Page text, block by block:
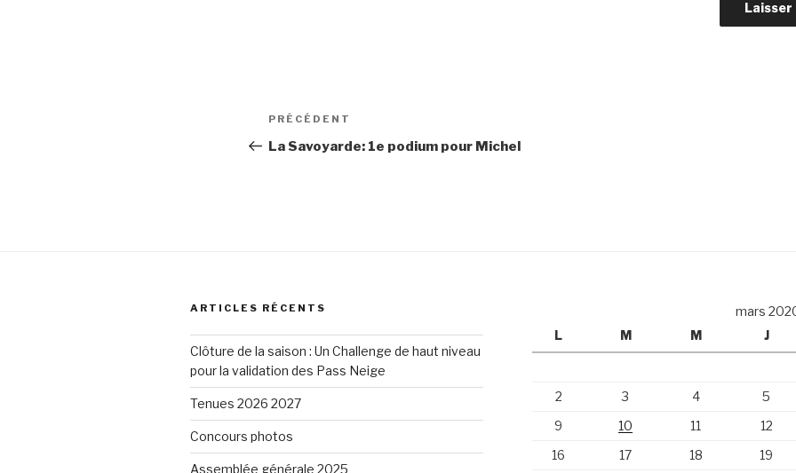
Navigation
de
Article
précédent
PRÉCÉDENT
La Savoyarde: 1e podium pour Michel
ARTICLES RÉCENTS
Clôture de la saison : Un Challenge de haut niveau
pour la validation des Pass Neige
Tenues 2026 2027
Concours photos
Assemblée générale 2025
mars
L
M M J
2
3 4 5
9
10 11 12
16
17 18 19